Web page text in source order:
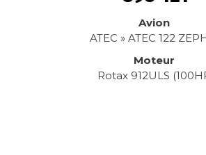
Avion
ATEC » ATEC 122
Moteur
Rotax 912ULS